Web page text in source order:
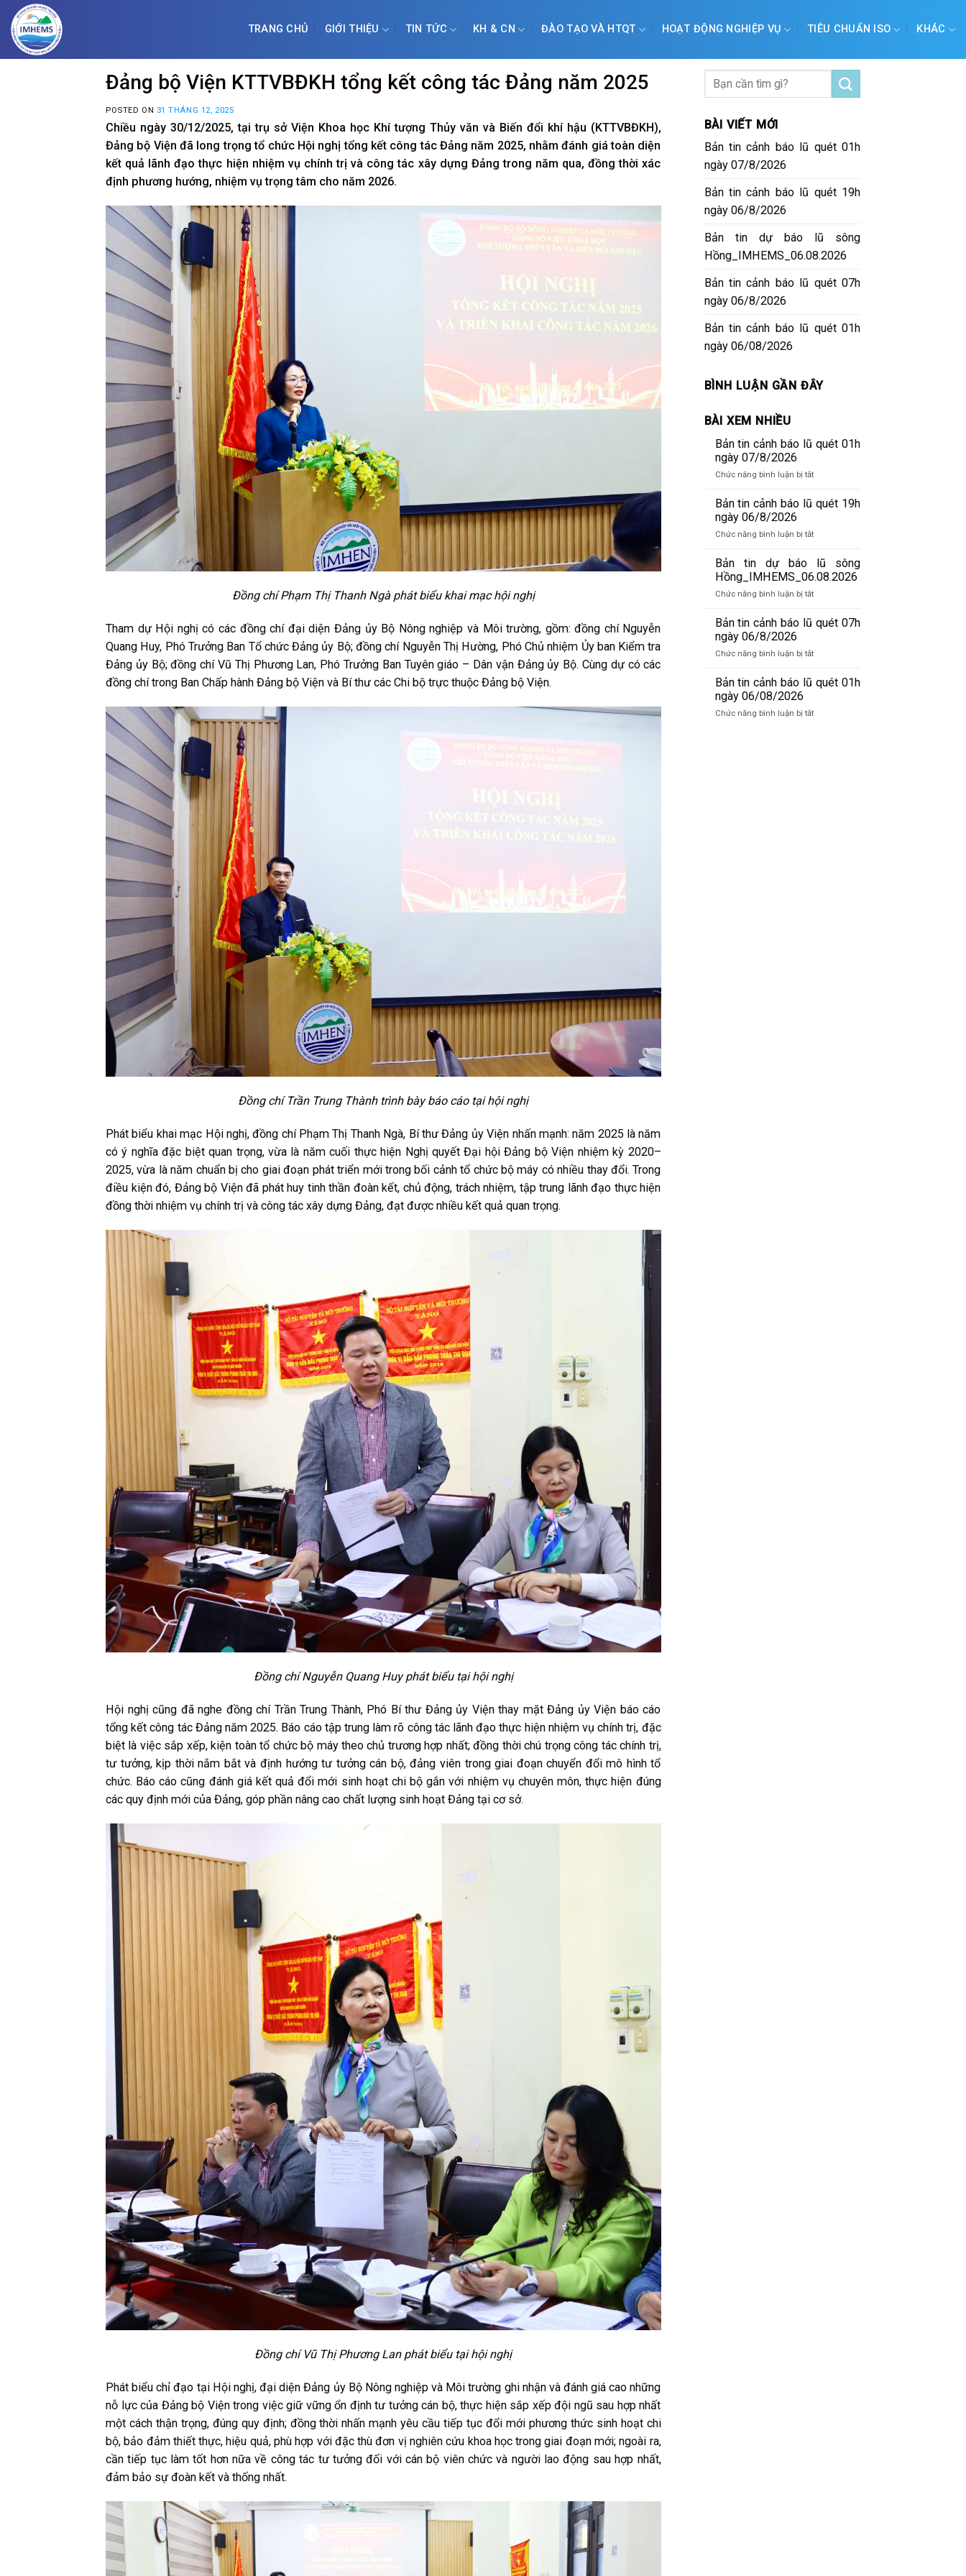
Skip
content
TRANG CHỦ GIỚI THIỆU TIN TỨC KH & CN ĐÀO TẠO VÀ HTQT HOẠT ĐỘNG NGHIỆP VỤ TIÊU CHUẨN ISO KHÁC
Đảng bộ Viện KTTVBĐKH tổng kết công tác Đảng năm 2025
POSTED ON 31 THÁNG 12, 2025
Chiều ngày 30/12/2025, tại trụ sở Viện Khoa học Khí tượng Thủy văn và Biến đổi khí hậu (KTTVBĐKH),
Đảng bộ Viện đã long trọng tổ chức Hội nghị tổng kết công tác Đảng năm 2025, nhằm đánh giá toàn diện
kết quả lãnh đạo thực hiện nhiệm vụ chính trị và công tác xây dựng Đảng trong năm qua, đồng thời xác
định phương hướng, nhiệm vụ trọng tâm cho năm 2026.
Đồng chí Phạm Thị Thanh Ngà phát biểu khai mạc hội nghị
Tham dự Hội nghị có các đồng chí đại diện Đảng ủy Bộ Nông nghiệp và Môi trường, gồm: đồng chí Nguyễn
Quang Huy, Phó Trưởng Ban Tổ chức Đảng ủy Bộ; đồng chí Nguyễn Thị Hường, Phó Chủ nhiệm Ủy ban Kiểm tra
Đảng ủy Bộ; đồng chí Vũ Thị Phương Lan, Phó Trưởng Ban Tuyên giáo – Dân vận Đảng ủy Bộ. Cùng dự có các
đồng chí trong Ban Chấp hành Đảng bộ Viện và Bí thư các Chi bộ trực thuộc Đảng bộ Viện.
Đồng chí Trần Trung Thành trình bày báo cáo tại hội nghị
Phát biểu khai mạc Hội nghị, đồng chí Phạm Thị Thanh Ngà, Bí thư Đảng ủy Viện nhấn mạnh: năm 2025 là năm
có ý nghĩa đặc biệt quan trọng, vừa là năm cuối thực hiện Nghị quyết Đại hội Đảng bộ Viện nhiệm kỳ 2020–
2025, vừa là năm chuẩn bị cho giai đoạn phát triển mới trong bối cảnh tổ chức bộ máy có nhiều thay đổi. Trong
điều kiện đó, Đảng bộ Viện đã phát huy tinh thần đoàn kết, chủ động, trách nhiệm, tập trung lãnh đạo thực hiện
đồng thời nhiệm vụ chính trị và công tác xây dựng Đảng, đạt được nhiều kết quả quan trọng.
Đồng chí Nguyễn Quang Huy phát biểu tại hội nghị
Hội nghị cũng đã nghe đồng chí Trần Trung Thành, Phó Bí thư Đảng ủy Viện thay mặt Đảng ủy Viện báo cáo
tổng kết công tác Đảng năm 2025. Báo cáo tập trung làm rõ công tác lãnh đạo thực hiện nhiệm vụ chính trị, đặc
biệt là việc sắp xếp, kiện toàn tổ chức bộ máy theo chủ trương hợp nhất; đồng thời chú trọng công tác chính trị,
tư tưởng, kịp thời nắm bắt và định hướng tư tưởng cán bộ, đảng viên trong giai đoạn chuyển đổi mô hình tổ
chức. Báo cáo cũng đánh giá kết quả đổi mới sinh hoạt chi bộ gắn với nhiệm vụ chuyên môn, thực hiện đúng
các quy định mới của Đảng, góp phần nâng cao chất lượng sinh hoạt Đảng tại cơ sở.
Đồng chí Vũ Thị Phương Lan phát biểu tại hội nghị
Phát biểu chỉ đạo tại Hội nghị, đại diện Đảng ủy Bộ Nông nghiệp và Môi trường ghi nhận và đánh giá cao những
nỗ lực của Đảng bộ Viện trong việc giữ vững ổn định tư tưởng cán bộ, thực hiện sắp xếp đội ngũ sau hợp nhất
một cách thận trọng, đúng quy định; đồng thời nhấn mạnh yêu cầu tiếp tục đổi mới phương thức sinh hoạt chi
bộ, bảo đảm thiết thực, hiệu quả, phù hợp với đặc thù đơn vị nghiên cứu khoa học trong giai đoạn mới; ngoài ra,
cần tiếp tục làm tốt hơn nữa về công tác tư tưởng đối với cán bộ viên chức và người lao động sau hợp nhất,
đảm bảo sự đoàn kết và thống nhất.
BÀI VIẾT MỚI
Bản tin cảnh báo lũ quét 01h
ngày 07/8/2026
Bản tin cảnh báo lũ quét 19h
ngày 06/8/2026
Bản tin dự báo lũ sông
Hồng_IMHEMS_06.08.2026
Bản tin cảnh báo lũ quét 07h
ngày 06/8/2026
Bản tin cảnh báo lũ quét 01h
ngày 06/08/2026
BÌNH LUẬN GẦN ĐÂY
BÀI XEM NHIỀU
Bản tin cảnh báo lũ quét 01h
ngày 07/8/2026
Chức năng bình luận bị tắtở
tin
cảnh
lũ
01h
ngày
07/8/2026
Bản tin cảnh báo lũ quét 19h
ngày 06/8/2026
Chức năng bình luận bị tắtở
tin
cảnh
lũ
19h
06/8/2026
Bản tin dự báo lũ sông
Hồng_IMHEMS_06.08.2026
Chức năng bình luận bị tắtở
tin
dự
lũ
Hồng_IMHEMS_06.08.2026
Bản tin cảnh báo lũ quét 07h
ngày 06/8/2026
Chức năng bình luận bị tắtở
tin
cảnh
lũ
Bản tin cảnh báo lũ quét 01h
ngày 06/08/2026
Chức năng bình luận bị tắtở